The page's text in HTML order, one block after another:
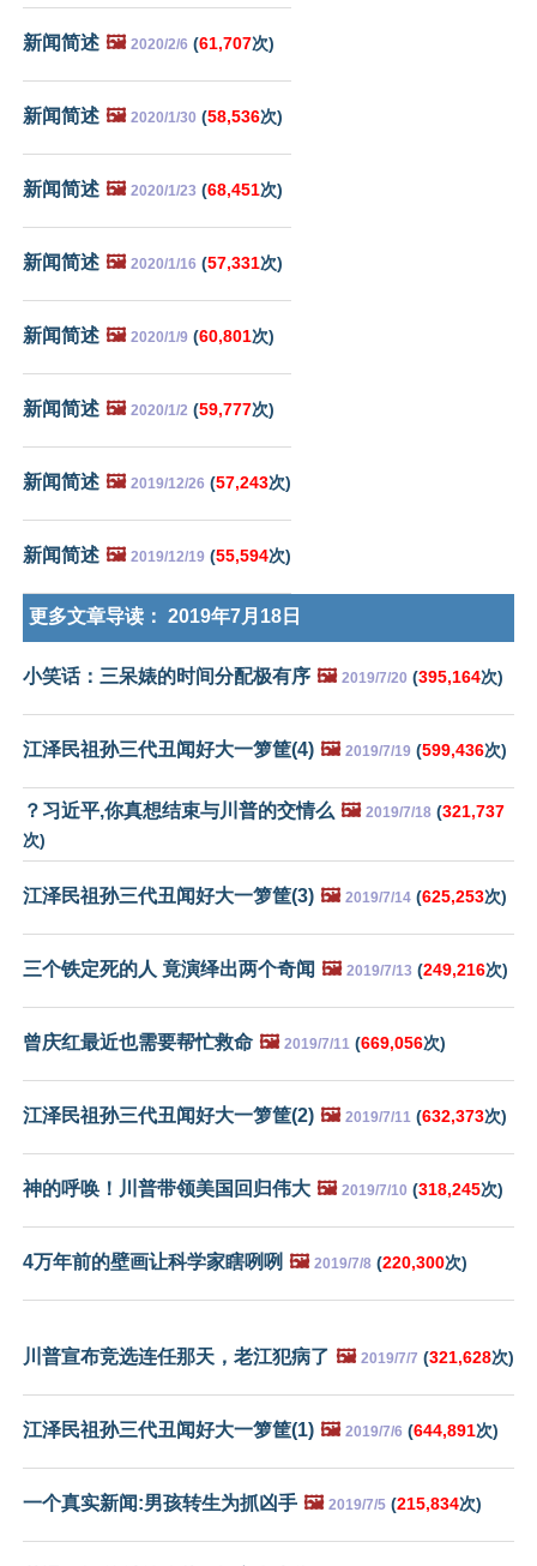
新闻简述 🖼️ 2020/2/6 (61,707次)
新闻简述 🖼️ 2020/1/30 (58,536次)
新闻简述 🖼️ 2020/1/23 (68,451次)
新闻简述 🖼️ 2020/1/16 (57,331次)
新闻简述 🖼️ 2020/1/9 (60,801次)
新闻简述 🖼️ 2020/1/2 (59,777次)
新闻简述 🖼️ 2019/12/26 (57,243次)
新闻简述 🖼️ 2019/12/19 (55,594次)
更多文章导读： 2019年7月18日
小笑话：三呆婊的时间分配极有序 🖼️ 2019/7/20 (395,164次)
江泽民祖孙三代丑闻好大一箩筐(4) 🖼️ 2019/7/19 (599,436次)
？习近平,你真想结束与川普的交情么 🖼️ 2019/7/18 (321,737
次)
江泽民祖孙三代丑闻好大一箩筐(3) 🖼️ 2019/7/14 (625,253次)
三个铁定死的人 竟演绎出两个奇闻 🖼️ 2019/7/13 (249,216次)
曾庆红最近也需要帮忙救命 🖼️ 2019/7/11 (669,056次)
江泽民祖孙三代丑闻好大一箩筐(2) 🖼️ 2019/7/11 (632,373次)
神的呼唤！川普带领美国回归伟大 🖼️ 2019/7/10 (318,245次)
4万年前的壁画让科学家瞎咧咧 🖼️ 2019/7/8 (220,300次)
川普宣布竞选连任那天，老江犯病了 🖼️ 2019/7/7 (321,628次)
江泽民祖孙三代丑闻好大一箩筐(1) 🖼️ 2019/7/6 (644,891次)
一个真实新闻:男孩转生为抓凶手 🖼️ 2019/7/5 (215,834次)